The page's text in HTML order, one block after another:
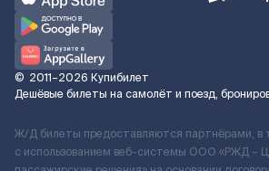
© 2011–2026 Купибилет
Дешёвые билеты на самолёт и поезд,
Ж/Д билеты предоставляются партнёрами, в
с использованием веб-системы ООО «РЖД –